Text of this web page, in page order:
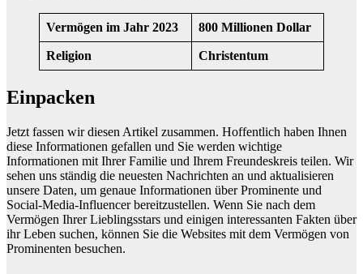
Vermögen im Jahr 2023 800 Millionen Dollar
Religion Christentum
Einpacken
Jetzt fassen wir diesen Artikel zusammen. Hoffentlich haben Ihnen
diese Informationen gefallen und Sie werden wichtige
Informationen mit Ihrer Familie und Ihrem Freundeskreis teilen. Wir
sehen uns ständig die neuesten Nachrichten an und aktualisieren
unsere Daten, um genaue Informationen über Prominente und
Social-Media-Influencer bereitzustellen. Wenn Sie nach dem
Vermögen Ihrer Lieblingsstars und einigen interessanten Fakten über
ihr Leben suchen, können Sie die Websites mit dem Vermögen von
Prominenten besuchen.